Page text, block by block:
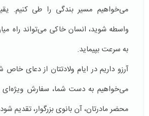
می‌خواهیم مسیر بندگی را طی کنیم.
واسطه شوید، انسان خاکی می‌تواند راه
به سرعت بپیماید.
آرزو داریم در ایام ولادتتان از دعای
می‌خواهیم به دست شما، سفارش ویژه‌ای
محضر مادرتان، آن بانوی بزرگوار، تقدیم